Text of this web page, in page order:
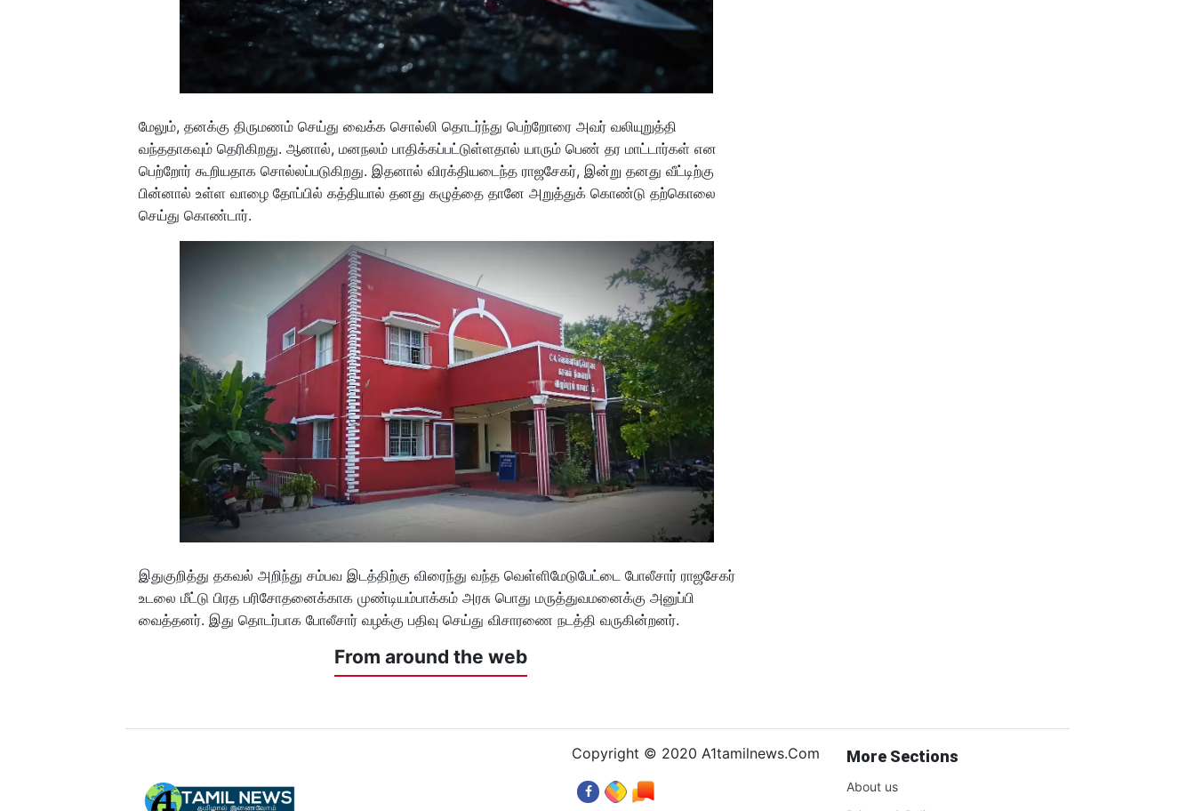
மேலும், தனக்கு திருமணம் செய்து வைக்க சொல்லி தொடர்ந்து பெற்றோரை அவர் வலியுறுத்தி
வந்ததாகவும் தெரிகிறது. ஆனால், மனநலம் பாதிக்கப்பட்டுள்ளதால் யாரும் பெண் தர மாட்டார்கள் என
பெற்றோர் கூறியதாக சொல்லப்படுகிறது. இதனால் விரக்தியடைந்த ராஜசேகர், இன்று தனது வீட்டிற்கு
பின்னால் உள்ள வாழை தோப்பில் கத்தியால் தனது கழுத்தை தானே அறுத்துக் கொண்டு தற்கொலை
செய்து கொண்டார்.
இதுகுறித்து தகவல் அறிந்து சம்பவ இடத்திற்கு விரைந்து வந்த வெள்ளிமேடுபேட்டை போலீசார் ராஜசேகர்
உடலை மீட்டு பிரத பரிசோதனைக்காக முண்டியம்பாக்கம் அரசு பொது மருத்துவமனைக்கு அனுப்பி
வைத்தனர். இது தொடர்பாக போலீசார் வழக்கு பதிவு செய்து விசாரணை நடத்தி வருகின்றனர்.
From around the web
Copyright © 2020 A1tamilnews.Com More Sections
About us